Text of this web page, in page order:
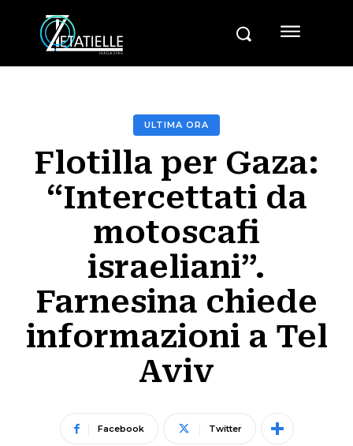
ULTIMA ORA
Flotilla per Gaza:
“Intercettati da
motoscafi
israeliani”.
Farnesina chiede
informazioni a Tel
Aviv
Facebook Twitter